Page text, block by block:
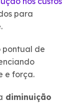
para
pontual de
e força.
diminuição